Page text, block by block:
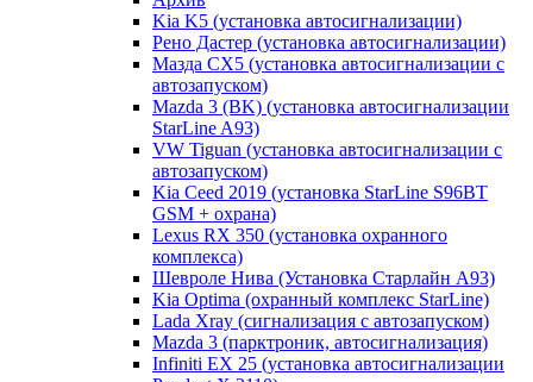
Kia K5 (установка автосигнализации)
Рено Дастер (установка автосигнализации)
Мазда CХ5 (установка автосигнализации с
автозапуском)
Mazda 3 (BK) (установка автосигнализации
StarLine A93)
VW Tiguan (установка автосигнализации с
автозапуском)
Kia Ceed 2019 (установка StarLine S96BT
GSM + охрана)
Lexus RX 350 (установка охранного
комплекса)
Шевроле Нива (Установка Старлайн А93)
Kia Optima (охранный комплекс StarLine)
Lada Xray (сигнализация с автозапуском)
Mazda 3 (парктроник, автосигнализация)
Infiniti EX 25 (установка автосигнализации